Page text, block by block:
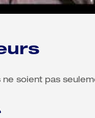
soient pas